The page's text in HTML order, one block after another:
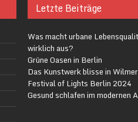
Letzte Beiträge
Was macht urbane
wirklich aus?
Grüne Oasen in Berlin
Das Kunstwerk blisse in
Festival of Lights Berlin 2024
Gesund schlafen im modernen